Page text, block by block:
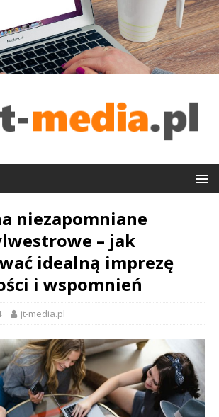
niezapomniane
– jak
idealną imprezę
i wspomnień
jt-media.pl